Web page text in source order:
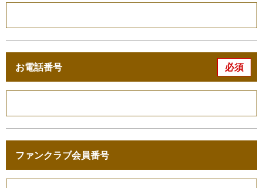
お電話番号 必須
ファンクラブ会員番号